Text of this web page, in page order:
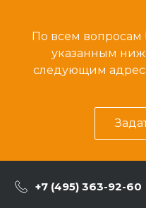
По всем вопросам
указанным
следующим
+7 (495) 363-92-60